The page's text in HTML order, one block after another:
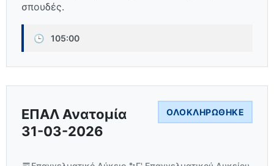
σπουδές.
🕒 105:00
ΕΠΑΛ Ανατομία
31-03-2026
ΟΛΟΚΛΗΡΏΘΗΚΕ